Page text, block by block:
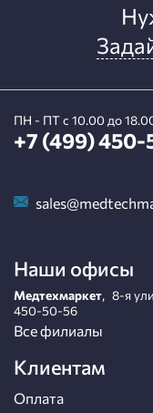
ПН - ПТ с 10.00 до
+7 (499)
Наши офисы
Медтехмаркет, 8-я
450-50-56
Все филиалы
Клиентам
Оплата